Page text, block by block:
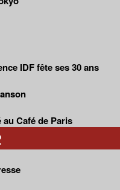
IDF fête ses 30 ans
Café de Paris